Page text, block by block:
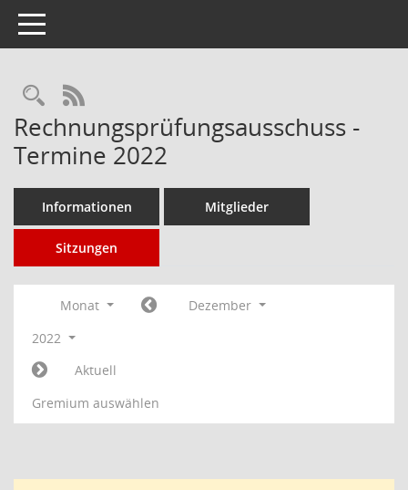
Toggle navigation
Rechercheauswahl
RSS-Feed
Rechnungsprüfungsausschuss -
Termine 2022
Informationen Mitglieder
Sitzungen
Monat
Dezember
2022
Aktuell
Gremium auswählen